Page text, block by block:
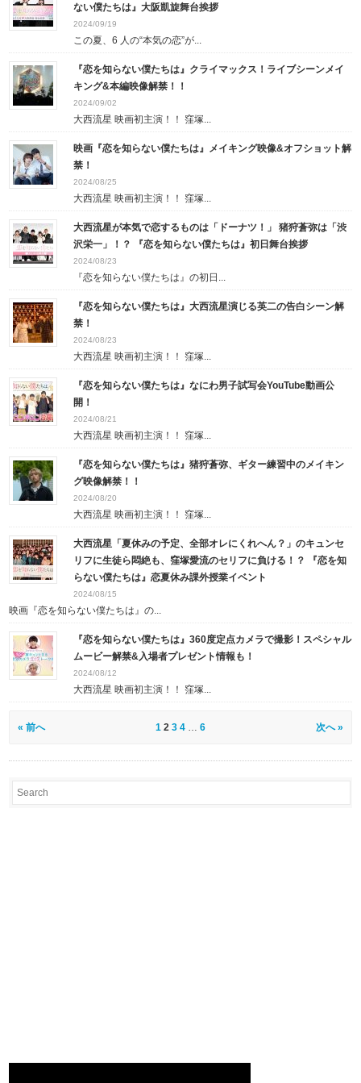
ない僕たちは』大阪凱旋舞台挨拶
2024/09/19
この夏、6 人の“本気の恋”が...
『恋を知らない僕たちは』クライマックス！ライブシーンメイ
キング&本編映像解禁！！
2024/09/02
大西流星 映画初主演！！ 窪塚...
映画『恋を知らない僕たちは』メイキング映像&オフショット解
禁！
2024/08/25
大西流星 映画初主演！！ 窪塚...
大西流星が本気で恋するものは「ドーナツ！」 猪狩蒼弥は「渋
沢栄一」！？ 『恋を知らない僕たちは』初日舞台挨拶
2024/08/23
『恋を知らない僕たちは』の初日...
『恋を知らない僕たちは』大西流星演じる英二の告白シーン解
禁！
2024/08/23
大西流星 映画初主演！！ 窪塚...
『恋を知らない僕たちは』なにわ男子試写会YouTube動画公
開！
2024/08/21
大西流星 映画初主演！！ 窪塚...
『恋を知らない僕たちは』猪狩蒼弥、ギター練習中のメイキン
グ映像解禁！！
2024/08/20
大西流星 映画初主演！！ 窪塚...
大西流星「夏休みの予定、全部オレにくれへん？」のキュンセ
リフに生徒ら悶絶も、窪塚愛流のセリフに負ける！？ 『恋を知
らない僕たちは』恋夏休み課外授業イベント
2024/08/15
映画『恋を知らない僕たちは』の...
『恋を知らない僕たちは』360度定点カメラで撮影！スペシャル
ムービー解禁&入場者プレゼント情報も！
2024/08/12
大西流星 映画初主演！！ 窪塚...
« 前へ 1 2 3 4 6 次へ »